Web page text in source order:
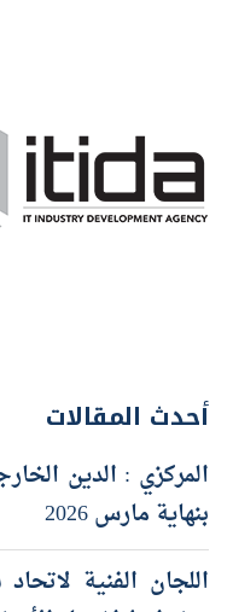
أحدث المقالات
بنهاية مارس 2026
اللجان الفنية